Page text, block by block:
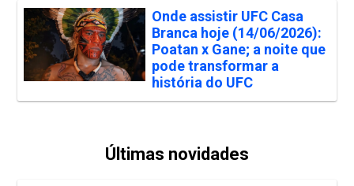
Onde assistir UFC Casa
Branca hoje (14/06/2026):
Poatan x Gane; a noite que
pode transformar a
história do UFC
Últimas novidades